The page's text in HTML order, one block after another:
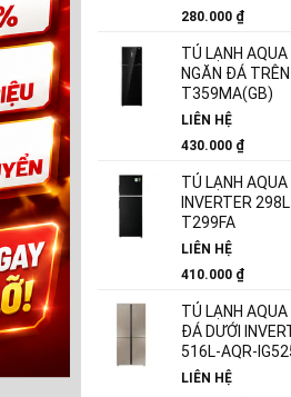
280.000 ₫
TỦ LẠNH
NGĂN ĐÁ
T359MA(GB)
LIÊN HỆ
430.000 ₫
TỦ LẠNH AQUA
INVERTER 298L
T299FA
LIÊN HỆ
410.000 ₫
TỦ LẠNH AQUA
ĐÁ DƯỚI
516L-AQR-
LIÊN HỆ